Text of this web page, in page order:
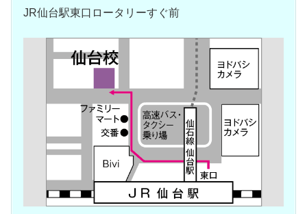
JR仙台駅東口ロータリーすぐ前